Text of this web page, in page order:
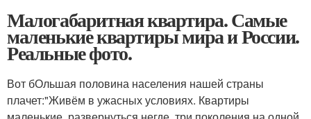
Малогабаритная квартира. Самые
маленькие квартиры мира и России.
Реальные фото.
Вот бОльшая половина населения нашей страны
плачет:"Живём в ужасных условиях. Квартиры